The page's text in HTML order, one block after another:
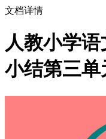
文档详情
人教小学
小结第三单